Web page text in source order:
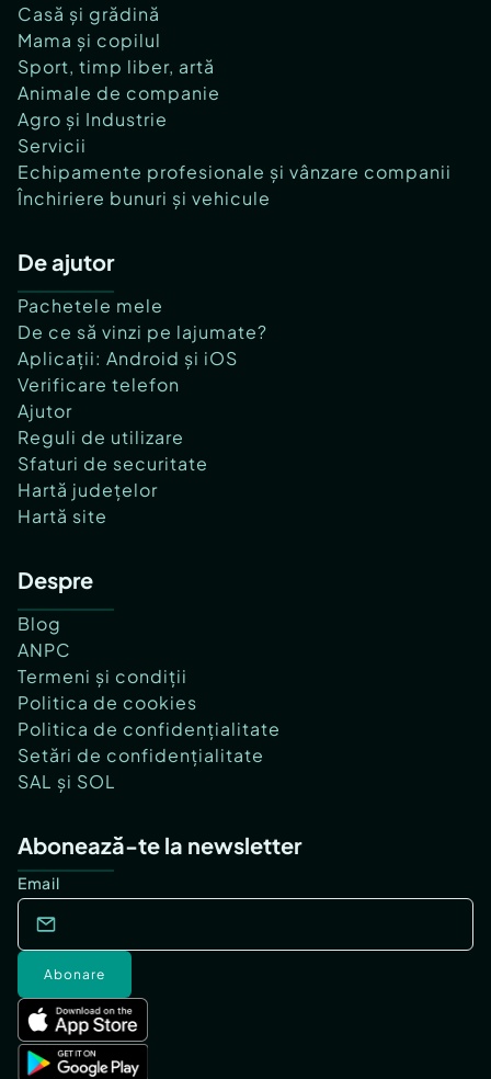
Casă și grădină
Mama și copilul
Sport, timp liber, artă
Animale de companie
Agro și Industrie
Servicii
Echipamente profesionale și vânzare companii
Închiriere bunuri și vehicule
De ajutor
Pachetele mele
De ce să vinzi pe lajumate?
Aplicații: Android și iOS
Verificare telefon
Ajutor
Reguli de utilizare
Sfaturi de securitate
Hartă județelor
Hartă site
Despre
Blog
ANPC
Termeni și condiții
Politica de cookies
Politica de confidențialitate
Setări de confidențialitate
SAL și SOL
Abonează-te la newsletter
Email
Abonare